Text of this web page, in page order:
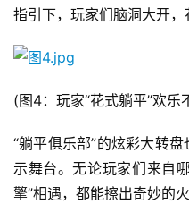
指引下，玩家们脑洞大开，
(图4：玩家“花式躺平”欢乐
“躺平俱乐部”的炫彩大转
示舞台。无论玩家们来自
擎”相遇，都能擦出奇妙的火